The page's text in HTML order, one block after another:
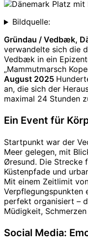
Bildquelle:
Gründau / Vedbæk,
verwandelte sich die
Vedbæk in ein
„Mammutmarsch
August 2025
an, die sich der
maximal 24 Stunden
Ein Event für
Startpunkt war der
Meer gelegen, mit
Øresund. Die Strecke
Küstenpfade und
Mit einem Zeitlimit
Verpflegungspunkten
perfekt organisiert –
Müdigkeit,
Social Media: